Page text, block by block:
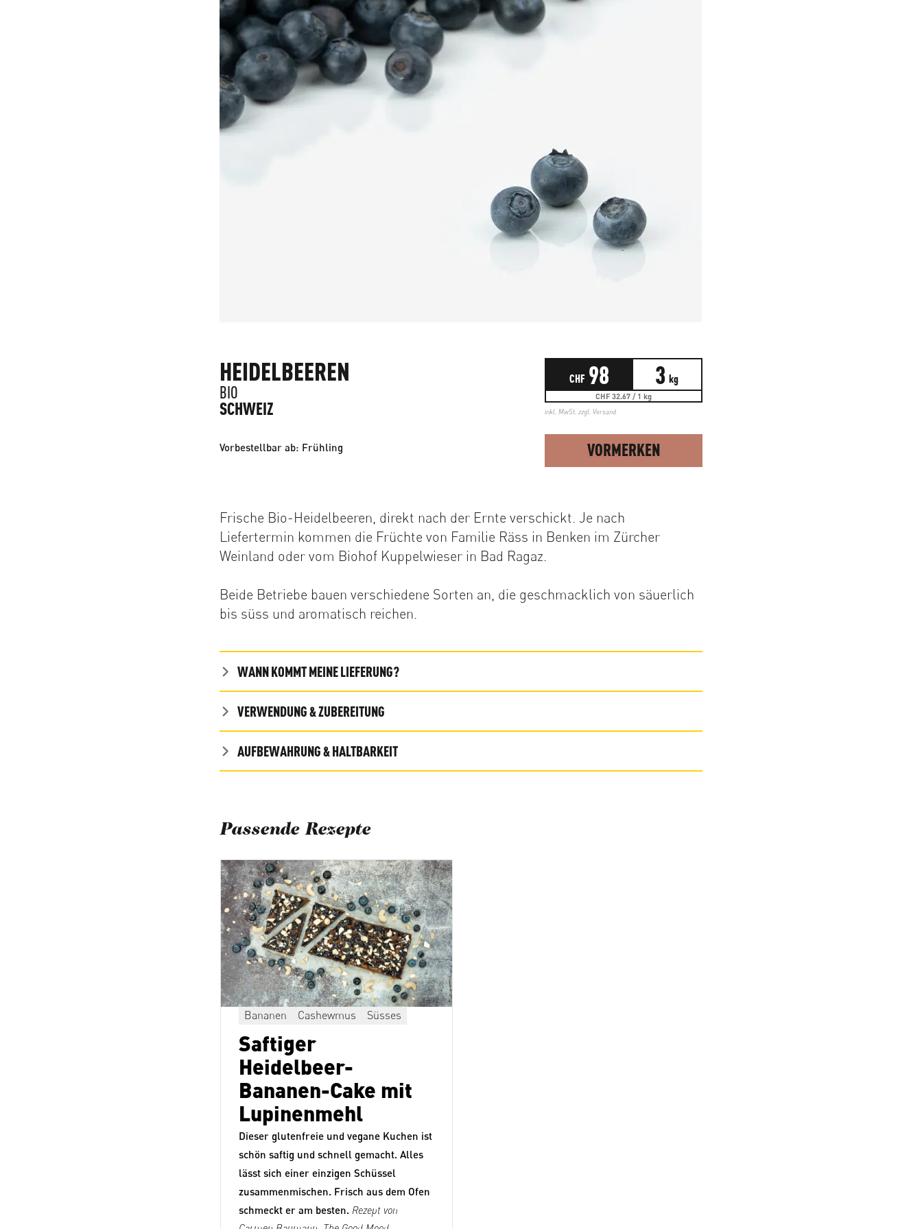
HEIDELBEEREN
BIO
SCHWEIZ
Vorbestellbar ab: Frühling
CHF 98 3 kg
CHF 32.67 / 1 kg
inkl. MwSt. zzgl. Versand
VORMERKEN
Frische Bio-Heidelbeeren, direkt nach der Ernte verschickt. Je nach
Liefertermin kommen die Früchte von Familie Räss in Benken im Zürcher
Weinland oder vom Biohof Kuppelwieser in Bad Ragaz.
Beide Betriebe bauen verschiedene Sorten an, die geschmacklich von säuerlich
bis süss und aromatisch reichen.
WANN KOMMT MEINE LIEFERUNG?
VERWENDUNG & ZUBEREITUNG
AUFBEWAHRUNG & HALTBARKEIT
Passende Rezepte
Bananen Cashewmus Süsses
Saftiger
Heidelbeer-
Bananen-Cake mit
Lupinenmehl
Dieser glutenfreie und vegane Kuchen ist
schön saftig und schnell gemacht. Alles
lässt sich einer einzigen Schüssel
zusammenmischen. Frisch aus dem Ofen
schmeckt er am besten. Rezept von